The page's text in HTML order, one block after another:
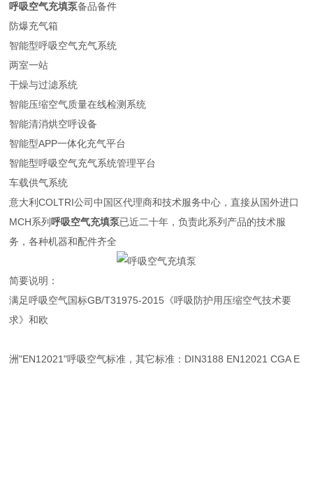
呼吸空气充填泵备品备件
防爆充气箱
智能型呼吸空气充气系统
两室一站
干燥与过滤系统
智能压缩空气质量在线检测系统
智能清消烘空呼设备
智能型APP一体化充气平台
智能型呼吸空气充气系统管理平台
车载供气系统
意大利COLTRI公司中国区代理商和技术服务中心，直接从国外进口
MCH系列 呼吸空气充填泵已近二十年，负责此系列产品的技术服
务，各种机器和配件齐全
简要说明：
满足呼吸空气国标GB/T31975-2015《呼吸防护用压缩空气技术要
求》和欧
洲"EN12021"呼吸空气标准，其它标准：DIN3188 EN12021 CGA E